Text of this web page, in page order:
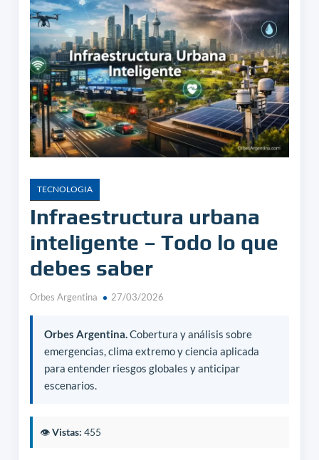
TECNOLOGIA
Infraestructura urbana
inteligente – Todo lo que
debes saber
Orbes Argentina 27/03/2026
Orbes Argentina.Cobertura y análisis sobre
emergencias, clima extremo y ciencia aplicada
para entender riesgos globales y anticipar
escenarios.
👁️Vistas: 455